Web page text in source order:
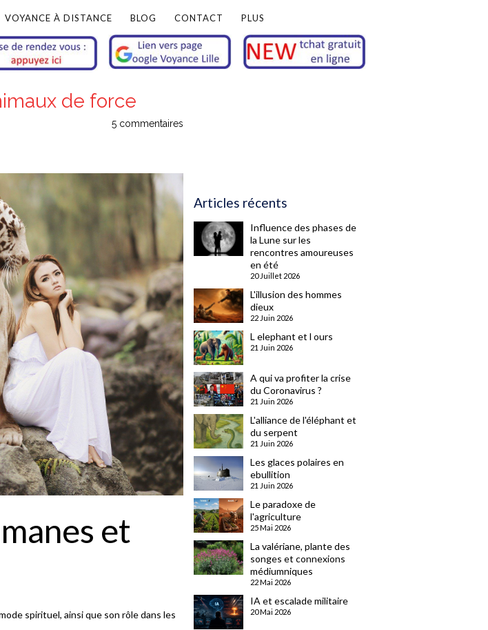
VOYANCE À DISTANCE BLOG CONTACT PLUS
de force
5 commentaires
et
spirituel, ainsi que son rôle dans les
Articles récents
Influence des phases de
la Lune sur les
rencontres amoureuses
en été
20 Juillet 2026
L'illusion des hommes
dieux
22 Juin 2026
L elephant et l ours
21 Juin 2026
A qui va profiter la crise
du Coronavirus ?
21 Juin 2026
L'alliance de l'éléphant et
du serpent
21 Juin 2026
Les glaces polaires en
ebullition
21 Juin 2026
Le paradoxe de
l'agriculture
25 Mai 2026
La valériane, plante des
songes et connexions
médiumniques
22 Mai 2026
IA et escalade militaire
20 Mai 2026